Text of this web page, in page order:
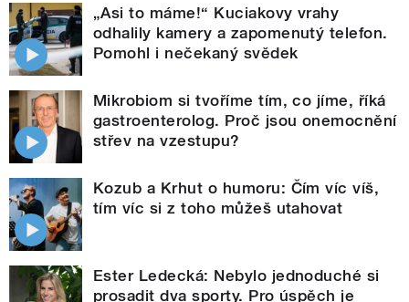
„Asi to máme!“ Kuciakovy vrahy
odhalily kamery a zapomenutý telefon.
Pomohl i nečekaný svědek
Mikrobiom si tvoříme tím, co jíme, říká
gastroenterolog. Proč jsou onemocnění
střev na vzestupu?
Kozub a Krhut o humoru: Čím víc víš,
tím víc si z toho můžeš utahovat
Ester Ledecká: Nebylo jednoduché si
prosadit dva sporty. Pro úspěch je